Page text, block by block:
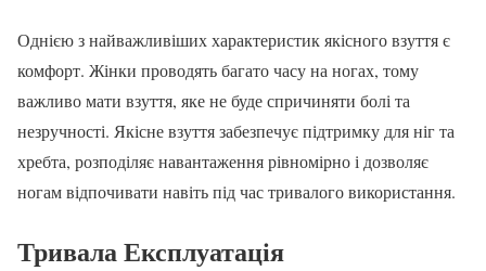
Однією з найважливіших характеристик якісного взуття є
комфорт. Жінки проводять багато часу на ногах, тому
важливо мати взуття, яке не буде спричиняти болі та
незручності. Якісне взуття забезпечує підтримку для ніг та
хребта, розподіляє навантаження рівномірно і дозволяє
ногам відпочивати навіть під час тривалого використання.
Тривала Експлуатація